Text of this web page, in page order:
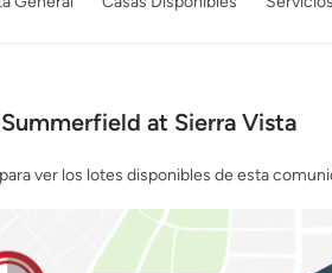
at Sierra Vista
ver los lotes disponibles de esta